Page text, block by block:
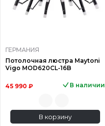
ГЕРМАНИЯ
Потолочная люстра Maytoni
Vigo MOD620CL-16B
45 990 ₽ В наличии
В корзину